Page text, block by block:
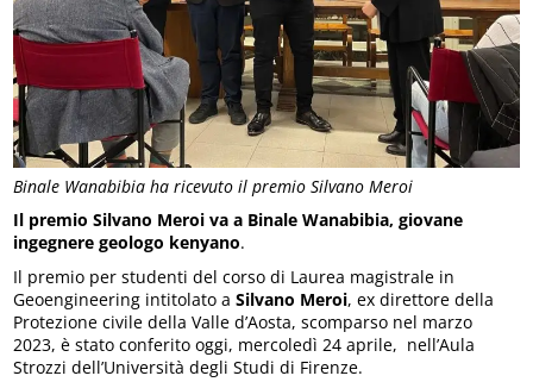
Binale Wanabibia ha ricevuto il premio Silvano Meroi
Il premio Silvano Meroi va a Binale Wanabibia, giovane
ingegnere geologo kenyano.
Il premio per studenti del corso di Laurea magistrale in
Geoengineering intitolato aSilvano Meroi, ex direttore della
Protezione civile della Valle d’Aosta, scomparso nel marzo
2023, è stato conferito oggi, mercoledì 24 aprile, nell’Aula
Strozzi dell’Università degli Studi di Firenze.